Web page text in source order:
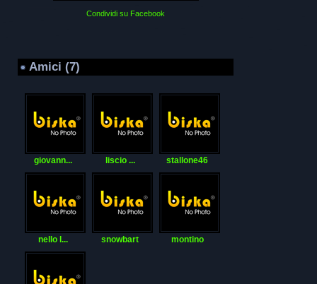
Condividi su Facebook
Amici (7)
giovann... liscio ... stallone46
nello l... snowbart montino